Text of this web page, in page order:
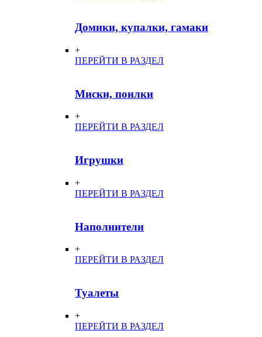
Домики, купалки, гамаки
+
ПЕРЕЙТИ В РАЗДЕЛ
Миски, поилки
+
ПЕРЕЙТИ В РАЗДЕЛ
Игрушки
+
ПЕРЕЙТИ В РАЗДЕЛ
Наполнители
+
ПЕРЕЙТИ В РАЗДЕЛ
Туалеты
+
ПЕРЕЙТИ В РАЗДЕЛ